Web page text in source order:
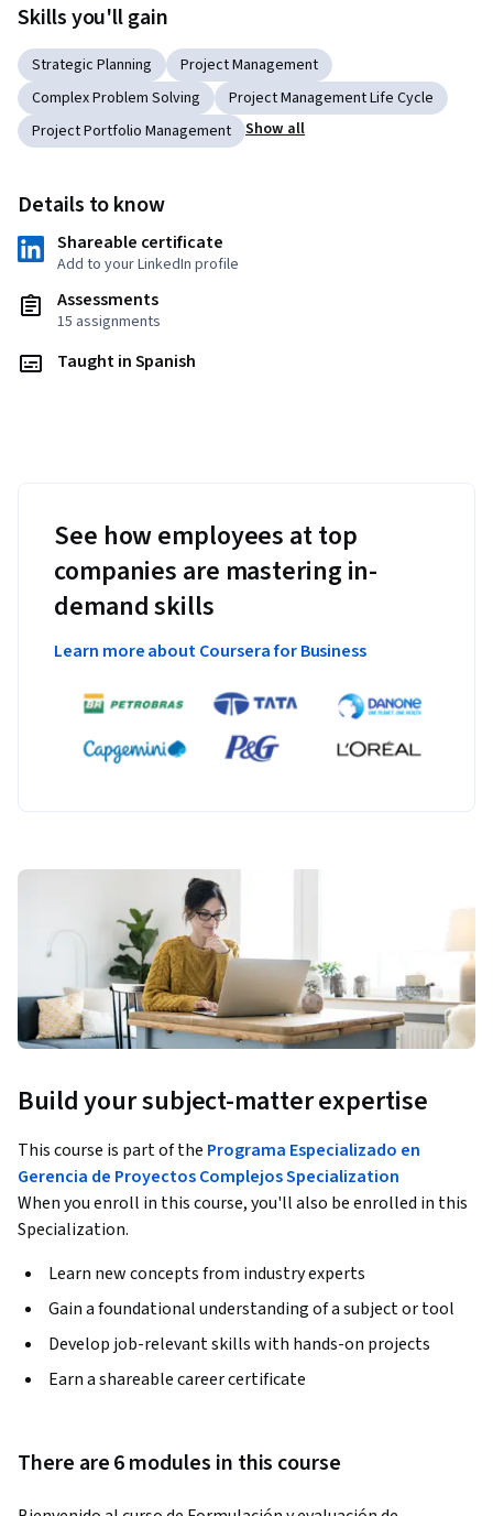
Skills you'll gain
Strategic Planning
Project Management
Complex Problem Solving
Project Management Life Cycle
Project Portfolio Management
Show all
Details to know
Shareable certificate
Add to your LinkedIn profile
Assessments
15 assignments
Taught in Spanish
See how employees at top
companies are mastering in-
demand skills
Learn more about Coursera for Business
Build your subject-matter expertise
This course is part of the Programa Especializado en
Gerencia de Proyectos Complejos Specialization
When you enroll in this course, you'll also be enrolled in this
Specialization.
Learn new concepts from industry experts
Gain a foundational understanding of a subject or tool
Develop job-relevant skills with hands-on projects
Earn a shareable career certificate
There are 6 modules in this course